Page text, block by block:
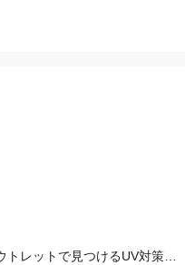
トレットで見つけるUV対策ウ